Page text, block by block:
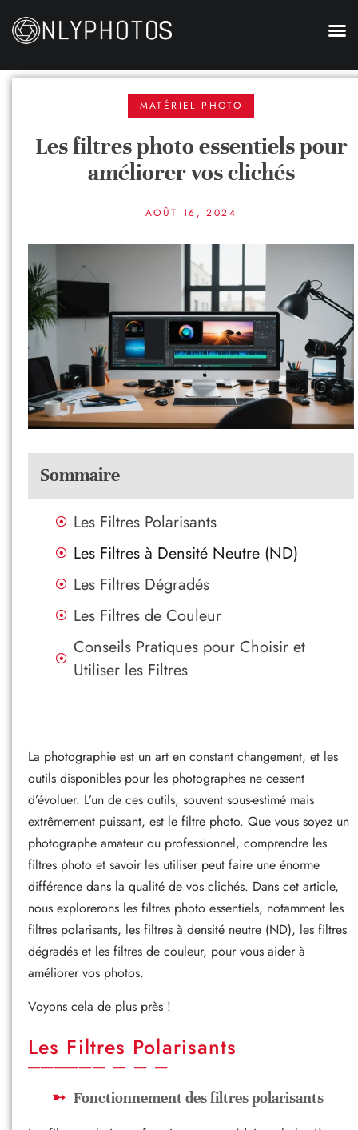
MATÉRIEL PHOTO
Les filtres photo essentiels pour
améliorer vos clichés
AOÛT 16, 2024
Sommaire
Les Filtres Polarisants
Les Filtres à Densité Neutre (ND)
Les Filtres Dégradés
Les Filtres de Couleur
Conseils Pratiques pour Choisir et
Utiliser les Filtres
La photographie est un art en constant changement, et les
outils disponibles pour les photographes ne cessent
d’évoluer. L’un de ces outils, souvent sous-estimé mais
extrêmement puissant, est le filtre photo. Que vous soyez un
photographe amateur ou professionnel, comprendre les
filtres photo et savoir les utiliser peut faire une énorme
différence dans la qualité de vos clichés. Dans cet article,
nous explorerons les filtres photo essentiels, notamment les
filtres polarisants, les filtres à densité neutre (ND), les filtres
dégradés et les filtres de couleur, pour vous aider à
améliorer vos photos.
Voyons cela de plus près !
Les Filtres Polarisants
Fonctionnement des filtres polarisants